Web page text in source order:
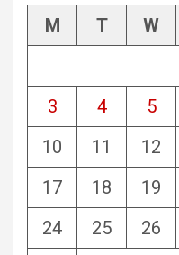
M
T W
3
4 5
10
11 12
17
18 19
24
25 26